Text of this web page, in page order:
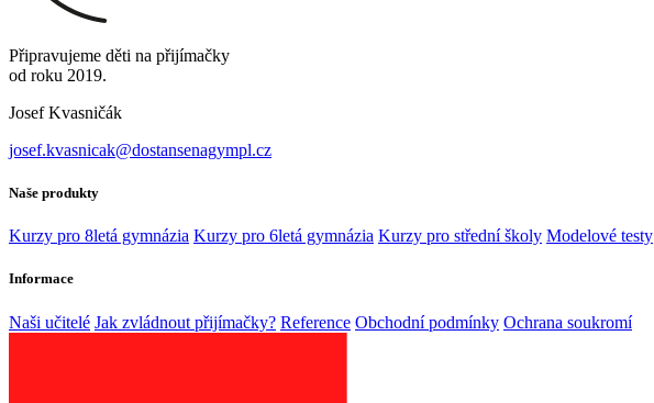
Připravujeme děti na přijímačky
od roku 2019.
Josef Kvasničák
josef.kvasnicak@dostansenagympl.cz
Naše produkty
Kurzy pro 8letá gymnázia Kurzy pro 6letá gymnázia Kurzy pro střední školy Modelové testy
Informace
Naši učitelé Jak zvládnout přijímačky? Reference Obchodní podmínky Ochrana soukromí